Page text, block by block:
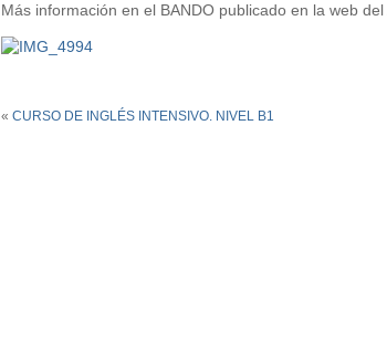
Más información en el BANDO publicado en la web del
« CURSO DE INGLÉS INTENSIVO. NIVEL B1